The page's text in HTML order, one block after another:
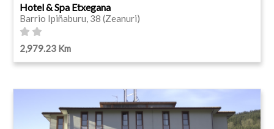
Hotel & Spa Etxegana
Barrio Ipiñaburu, 38 (Zeanuri)
2,979.23 Km